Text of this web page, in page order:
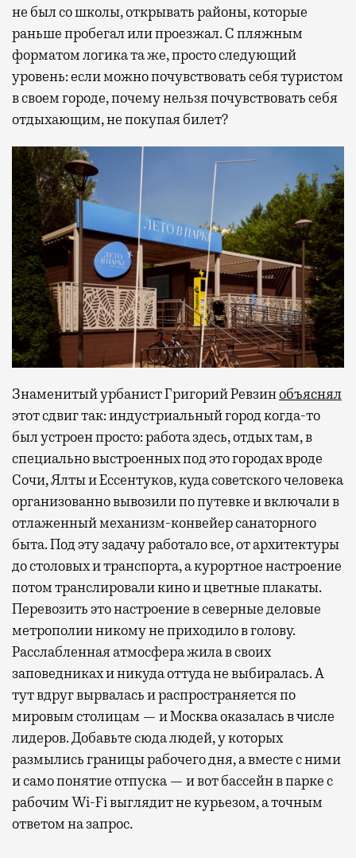
не был со школы, открывать районы, которые
раньше пробегал или проезжал. С пляжным
форматом логика та же, просто следующий
уровень: если можно почувствовать себя туристом
в своем городе, почему нельзя почувствовать себя
отдыхающим, не покупая билет?
Знаменитый урбанист Григорий Ревзинобъяснял
этот сдвиг так: индустриальный город когда-то
был устроен просто: работа здесь, отдых там, в
специально выстроенных под это городах вроде
Сочи, Ялты и Ессентуков, куда советского человека
организованно вывозили по путевке и включали в
отлаженный механизм-конвейер санаторного
быта. Под эту задачу работало все, от архитектуры
до столовых и транспорта, а курортное настроение
потом транслировали кино и цветные плакаты.
Перевозить это настроение в северные деловые
метрополии никому не приходило в голову.
Расслабленная атмосфера жила в своих
заповедниках и никуда оттуда не выбиралась. А
тут вдруг вырвалась и распространяется по
мировым столицам — и Москва оказалась в числе
лидеров. Добавьте сюда людей, у которых
размылись границы рабочего дня, а вместе с ними
и само понятие отпуска — и вот бассейн в парке с
рабочим Wi-Fi выглядит не курьезом, а точным
ответом на запрос.